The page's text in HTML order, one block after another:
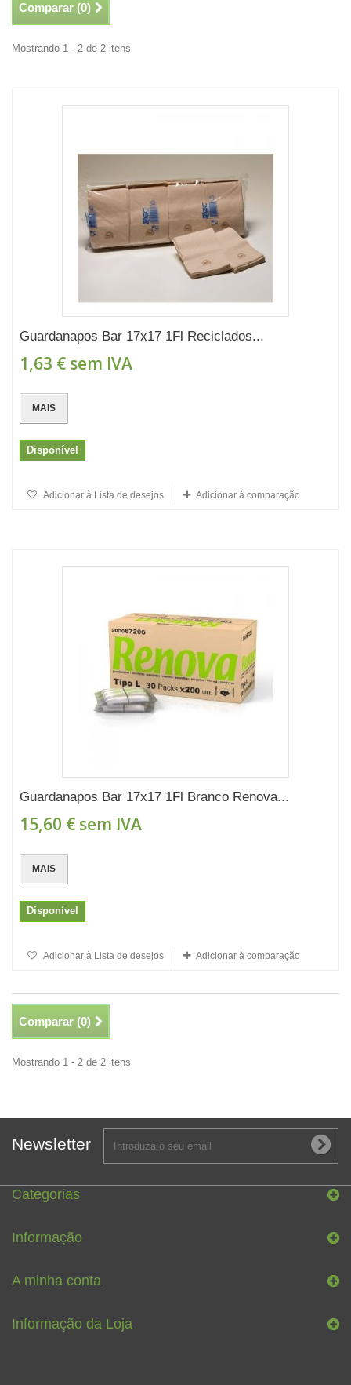
Comparar (0)
Mostrando 1 - 2 de 2 itens
Guardanapos Bar 17x17 1Fl Reciclados...
1,63 € sem IVA
MAIS
Disponível
Adicionar à Lista de desejos Adicionar à comparação
Guardanapos Bar 17x17 1Fl Branco Renova...
15,60 € sem IVA
MAIS
Disponível
Adicionar à Lista de desejos Adicionar à comparação
Comparar (0)
Mostrando 1 - 2 de 2 itens
Newsletter
Categorias
Informação
A minha conta
Informação da Loja